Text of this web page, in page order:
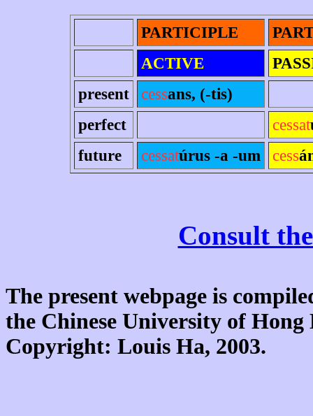
PARTICIPLE
ACTIVE
present
cessans, (-tis)
perfect
cessat
future
cessatúrus -a -um cess
Consult
The present webpage is
the Chinese University of
Copyright: Louis Ha, 2003.